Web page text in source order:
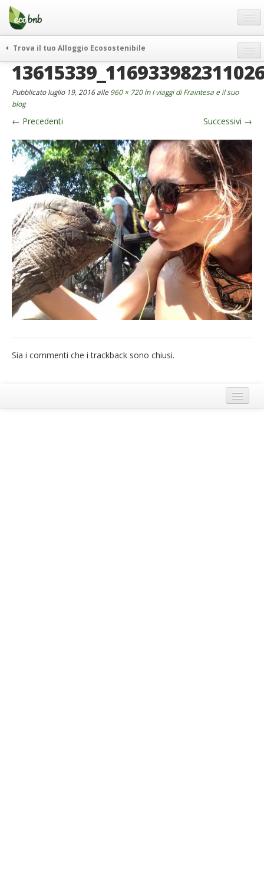
Menu
Salta
contenuto
Offerte Speciali
Regali
FAQ
Chi Siamo
Partner
Contatti
Italiano
German
English
Spanish
French
Italiano
Trova il tuo Alloggio Ecosostenibile
weekend green
curiosità
vivere e viaggiare verde
news ed eventi
ecohotel
rassegna stampa
Pubblicatoluglio 19, 2016alle 960 × 720inI viaggi di Fraintesa e il suo
blog
← Precedenti Successivi →
Sia i commenti che i trackback sono chiusi.